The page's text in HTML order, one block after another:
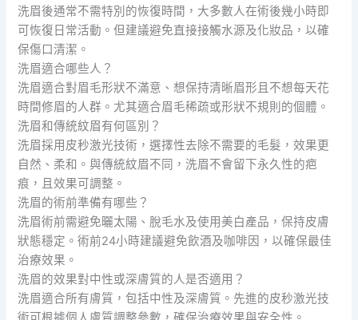
洗眉後通常不需特別的恢復時間，大多數人在術後幾小時即
可恢復日常活動。但建議避免直接接觸水源及化妝品，以確
保傷口清潔。
洗眉適合哪些人？
洗眉適合對眉毛形狀不滿意、想保持清晰眉形且不想每天花
時間修眉的人群。尤其適合眉毛稀疏或形狀不規則的個體。
洗眉和傳統紋眉有何區別？
洗眉採用皮秒激光技術，選擇性去除不需要的毛髮，效果更
自然、柔和。與傳統紋眉不同，洗眉不會留下永久性的疤
痕，且效果可調整。
洗眉的術前準備有哪些？
洗眉術前需避免曬太陽、脫毛水及使用美白產品，保持皮膚
狀態穩定。術前24小時建議避免飲酒及咖啡因，以確保最佳
治療效果。
洗眉的效果對中性或深膚質的人是否適用？
洗眉適合所有膚質，包括中性及深膚質。先進的皮秒激光技